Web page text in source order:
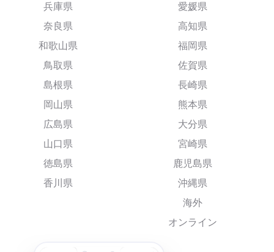
兵庫県
奈良県
和歌山県
鳥取県
島根県
岡山県
広島県
山口県
徳島県
香川県
愛媛県
高知県
福岡県
佐賀県
長崎県
熊本県
大分県
宮崎県
鹿児島県
沖縄県
海外
オンライン